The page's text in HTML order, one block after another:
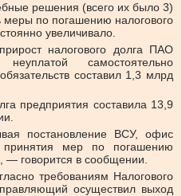
решения (всего их было 3)
по погашению налогового
увеличивало.
налогового долга ПАО
самостоятельно
составил 1,3 млрд
предприятия составила 13,9
постановление ВСУ, офис
мер по погашению
— говорится в сообщении.
требованиям Налогового
осуществил выход